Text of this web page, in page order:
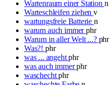
Wartenraum einer Station n
Warteschleifen ziehenv
wartungsfreie Batterie n
warum auch immerphr
Warum in aller Welt ...? phr
Was?! phr
was ... angehtphr
was auch immerphr
waschechtphr